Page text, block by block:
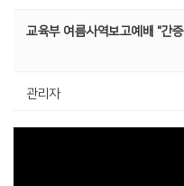
교육부 여름사역보고예배 "간
관리자